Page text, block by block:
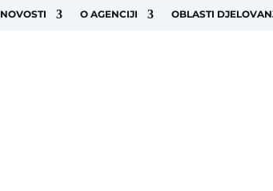
NOVOSTI O AGENCIJI OBLASTI